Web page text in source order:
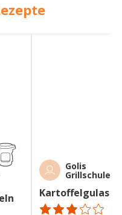
Golis
Grillschule